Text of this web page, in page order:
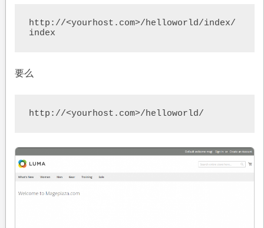
http://<yourhost.com>/helloworld/index/
index
要么
http://<yourhost.com>/helloworld/